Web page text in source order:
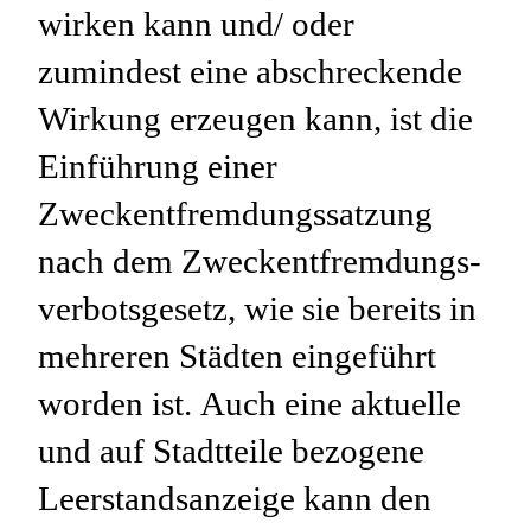
wirken kann und/ oder
zumindest eine abschreckende
Wirkung erzeugen kann, ist die
Einführung einer
Zweckentfremdungssatzung
nach dem Zweckentfremdungs-
verbotsgesetz, wie sie bereits in
mehreren Städten eingeführt
worden ist. Auch eine aktuelle
und auf Stadtteile bezogene
Leerstandsanzeige kann den